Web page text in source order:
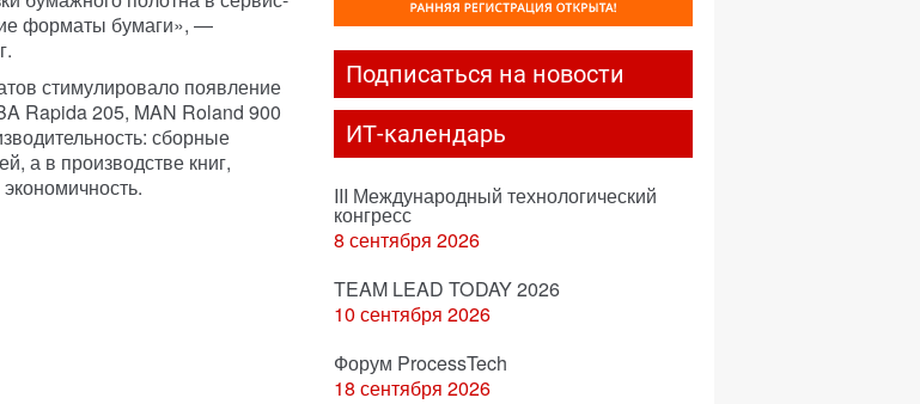
форматы бумаги», —
стимулировало появление
Rapida 205, MAN Roland 900
сборные
а в производстве книг,
Подписаться на новости
ИТ-календарь
III Международный технологический
конгресс
8 сентября 2026
TEAM LEAD TODAY 2026
10 сентября 2026
Форум ProcessTech
18 сентября 2026